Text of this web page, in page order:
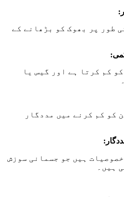
طور پر بھوک کو بڑھانے کے
کم کرتا ہے اور گیس یا
کو کم کرنے میں مددگار
خصوصیات ہیں جو جسمانی سوزش
ہیں۔